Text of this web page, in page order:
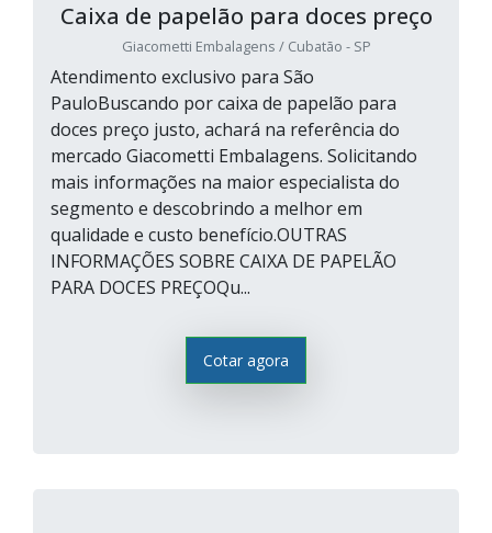
Caixa de papelão para doces preço
Giacometti Embalagens / Cubatão - SP
Atendimento exclusivo para São
PauloBuscando por caixa de papelão para
doces preço justo, achará na referência do
mercado Giacometti Embalagens. Solicitando
mais informações na maior especialista do
segmento e descobrindo a melhor em
qualidade e custo benefício.OUTRAS
INFORMAÇÕES SOBRE CAIXA DE PAPELÃO
PARA DOCES PREÇOQu...
Cotar agora